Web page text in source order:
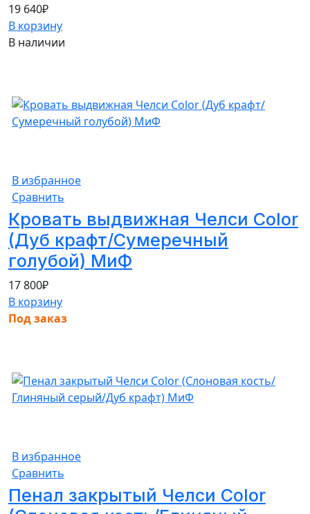
19 640₽
В корзину
В наличии
В избранное
Сравнить
Кровать выдвижная Челси Color
(Дуб крафт/Сумеречный
голубой) МиФ
17 800₽
В корзину
Под заказ
В избранное
Сравнить
Пенал закрытый Челси Color